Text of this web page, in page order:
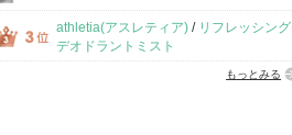
athletia(アスレティア) / リフレッシング
デオドラントミスト
もっとみる